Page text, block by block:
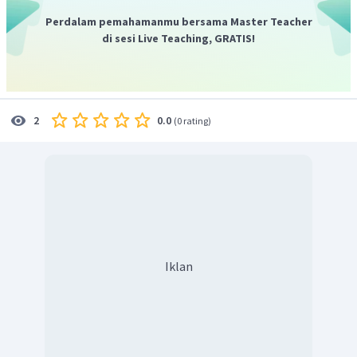
Perdalam pemahamanmu bersama Master Teacher
di sesi Live Teaching, GRATIS!
2 0.0 (0 rating)
Iklan